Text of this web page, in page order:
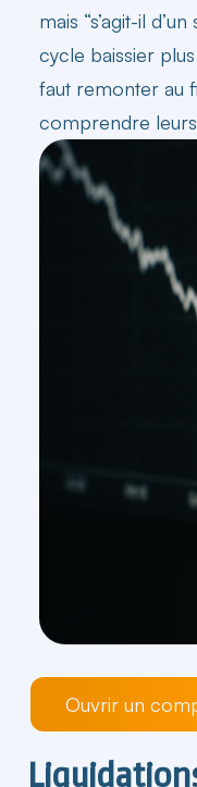
mais “s’agit-il
cycle baissier
faut remonter au
comprendre
Ouvrir un